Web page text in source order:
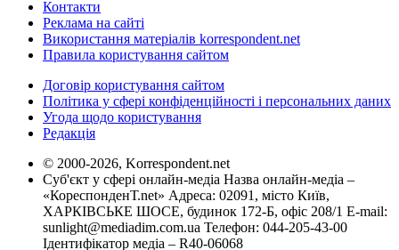
Контакти
Реклама на сайті
Використання матеріалів korrespondent.net
Правила користування сайтом
Договір користування сайтом
Політика у сфері конфіденційності і персональних даних
Угода щодо користування
Редакція
© 2000-2026, Korrespondent.net
Суб'єкт у сфері онлайн-медіа Назва онлайн-медіа –
«КореспонденТ.net» Адреса: 02091, місто Київ,
ХАРКІВСЬКЕ ШОСЕ, будинок 172-Б, офіс 208/1 E-mail:
sunlight@mediadim.com.ua Телефон: 044-205-43-00
Ідентифікатор медіа – R40-06068